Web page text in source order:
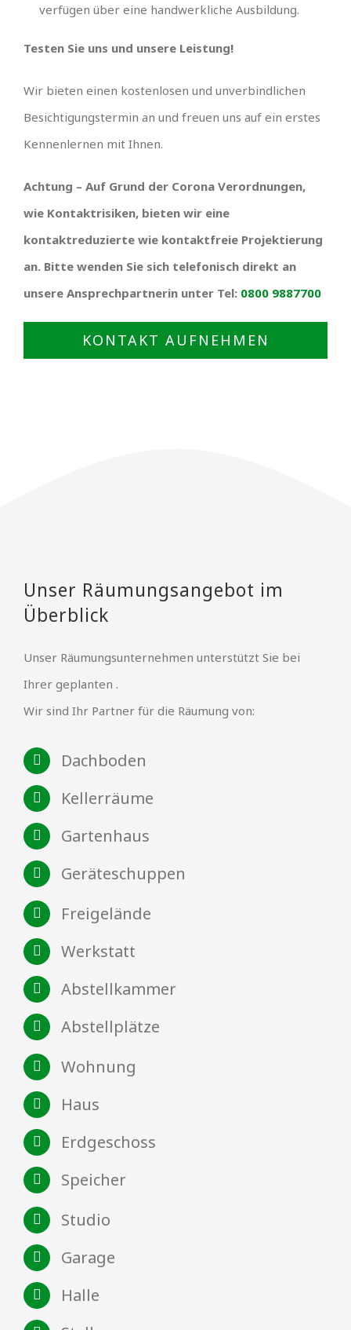
verfügen über eine handwerkliche Ausbildung.
Testen Sie uns und unsere Leistung!
Wir bieten einen kostenlosen und unverbindlichen
Besichtigungstermin an und freuen uns auf ein erstes
Kennenlernen mit Ihnen.
Achtung – Auf Grund der Corona Verordnungen,
wie Kontaktrisiken, bieten wir eine
kontaktreduzierte wie kontaktfreie Projektierung
an. Bitte wenden Sie sich telefonisch direkt an
unsere Ansprechpartnerin unter Tel: 0800 9887700
KONTAKT AUFNEHMEN
Unser Räumungsangebot im
Überblick
Unser Räumungsunternehmen unterstützt Sie bei
Ihrer geplanten .
Wir sind Ihr Partner für die Räumung von:
Dachboden
Kellerräume
Gartenhaus
Geräteschuppen
Freigelände
Werkstatt
Abstellkammer
Abstellplätze
Wohnung
Haus
Erdgeschoss
Speicher
Studio
Garage
Halle